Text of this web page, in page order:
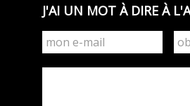
J'AI UN MOT À DIRE À